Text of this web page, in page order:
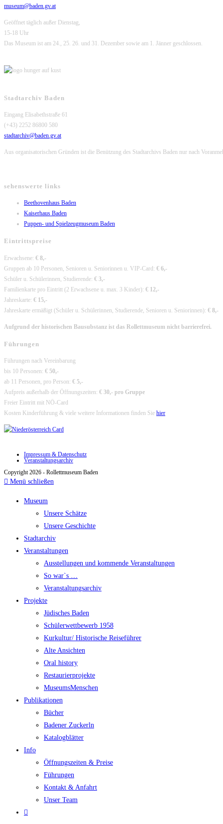
museum@baden.gv.at
Geöffnet täglich außer Dienstag,
15-18 Uhr
Das Museum ist am 24., 25. 26. und 31. Dezember sowie am 1. Jänner geschlossen.
Stadtarchiv Baden
Eingang Elisabethstraße 61
(+43) 2252 86800 580
stadtarchiv@baden.gv.at
Aus organisatorischen Gründen ist die Benützung des Stadtarchivs Baden nur nach
sehenswerte links
Beethovenhaus Baden
Kaiserhaus Baden
Puppen- und Spielzeugmuseum Baden
Eintrittspreise
Erwachsene: € 8,-
Gruppen ab 10 Personen, Senioren u. Seniorinnen u. VIP-Card: € 6,-
Schüler u. Schülerinnen, Studierende: € 3,-
Familienkarte pro Eintritt (2 Erwachsene u. max. 3 Kinder): € 12,-
Jahreskarte: € 15,-
Jahreskarte ermäßigt (Schüler u. Schülerinnen, Studierende, Senioren u. Seniorinnen): € 8,-
Aufgrund der historischen Bausubstanz ist das Rollettmuseum nicht barrierefrei.
Führungen
Führungen nach Vereinbarung
bis 10 Personen: € 50,-
ab 11 Personen, pro Person: € 5,-
Aufpreis außerhalb der Öffnungszeiten: € 30,- pro Gruppe
Freier Eintritt mit NÖ-Card
Kosten Kinderführung & viele weitere Informationen finden Sie hier
Impressum & Datenschutz
Veranstaltungsarchiv
Copyright 2026 - Rollettmuseum Baden
Menü schließen
Museum
Unsere Schätze
Unsere Geschichte
Stadtarchiv
Veranstaltungen
Ausstellungen und kommende Veranstaltungen
So war`s …
Veranstaltungsarchiv
Projekte
Jüdisches Baden
Schülerwettbewerb 1958
Kurkultur/ Historische Reiseführer
Alte Ansichten
Oral history
Restaurierprojekte
MuseumsMenschen
Publikationen
Bücher
Badener Zuckerln
Katalogblätter
Info
Öffnungszeiten & Preise
Führungen
Kontakt & Anfahrt
Unser Team